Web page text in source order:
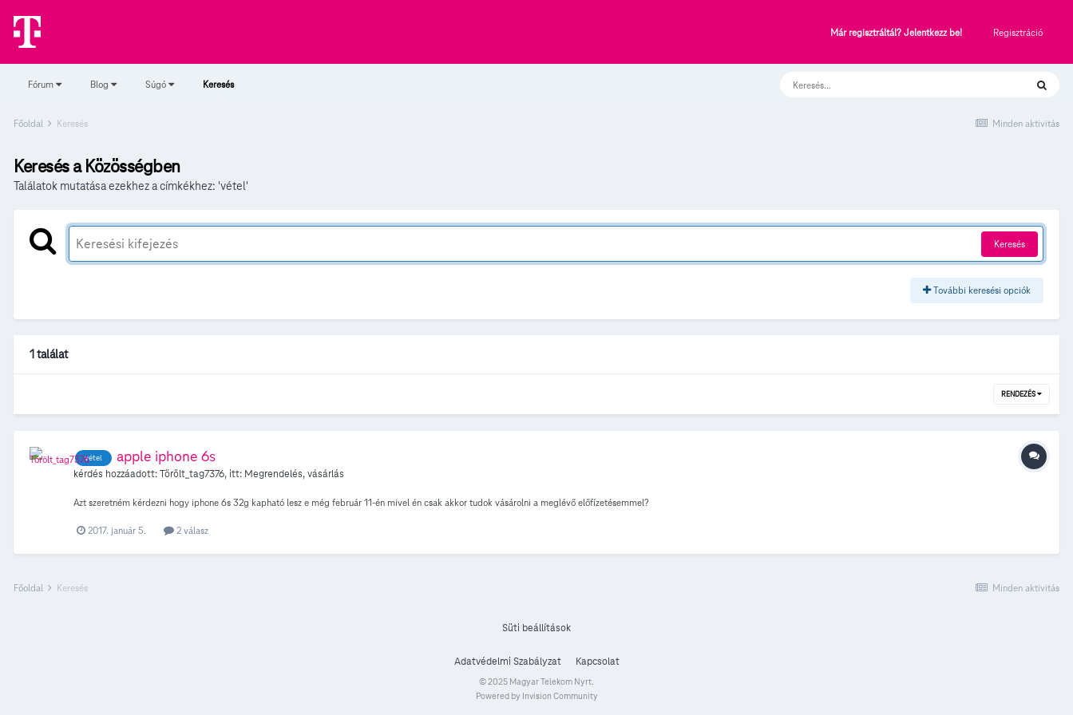
Már regisztráltál? Jelentkezz be! Regisztráció
Fórum Blog Súgó Keresés
Minden aktivitás
Főoldal Keresés
Keresés a Közösségben
Találatok mutatása ezekhez a címkékhez: 'vétel'
Keresés
További keresési opciók
1 találat
RENDEZÉS
vétel apple iphone 6s
kérdés hozzáadott:Törölt_tag7376, itt: Megrendelés, vásárlás
Azt szeretném kérdezni hogy iphone 6s 32g kapható lesz e még február 11-én mivel én csak akkor tudok vásárolni a meglévő előfízetésemmel?
2017. január 5. 2 válasz
Minden aktivitás
Főoldal Keresés
Süti beállítások
Adatvédelmi Szabályzat Kapcsolat
© 2025 Magyar Telekom Nyrt.
Powered by Invision Community